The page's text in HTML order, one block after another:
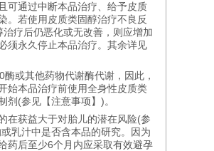
可通过中断本品治疗、给予皮质
。若使用皮质类固醇治疗不良反
疗后仍恶化或无改善，则应增加
须永久停止本品治疗。其余详见
或其他药物代谢酶代谢，因此，
始本品治疗前使用全身性皮质类
(参见【注意事项】)。
在获益大于对胎儿的潜在风险(参
乳汁中是否含本品的研究。因为
药后至少6个月内应采取有效避孕